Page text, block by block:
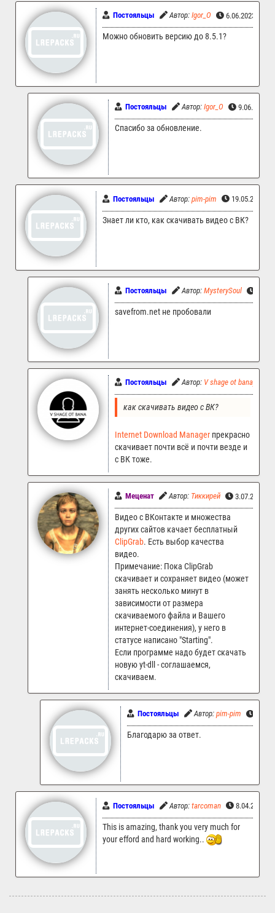
Постояльцы Автор: Igor_O 6.06.2023
Можно обновить версию до 8.5.1?
Постояльцы Автор: Igor_O 9.06.2023
Спасибо за обновление.
Постояльцы Автор: pim-pim 19.05.2023
Знает ли кто, как скачивать видео с ВК?
Постояльцы Автор: MysterySoul
savefrom.net не пробовали
Постояльцы Автор: V shage ot bana)
как скачивать видео с ВК?
Internet Download Manager прекрасно
скачивает почти всё и почти везде и
с ВК тоже.
Меценат Автор: Тиккирей 3.07.2023
Видео с ВКонтакте и множества
других сайтов качает бесплатный
ClipGrab. Есть выбор качества
видео.
Примечание: Пока ClipGrab
скачивает и сохраняет видео (может
занять несколько минут в
зависимости от размера
скачиваемого файла и Вашего
интернет-соединения), у него в
статусе написано "Starting".
Если программе надо будет скачать
новую yt-dll - соглашаемся,
скачиваем.
Постояльцы Автор: pim-pim
Благодарю за ответ.
Постояльцы Автор: tarcoman 8.04.2023
This is amazing, thank you very much for
your efford and hard working..